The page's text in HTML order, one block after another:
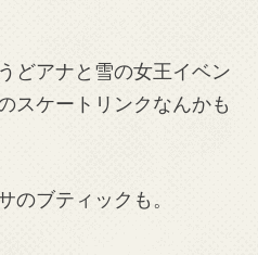
どアナと雪の女王イベン
スケートリンクなんかも
のブティックも。